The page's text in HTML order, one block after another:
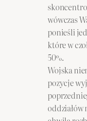
wówczas
ponieśli
które w
50%.
Wojska
pozycje
oddziałów